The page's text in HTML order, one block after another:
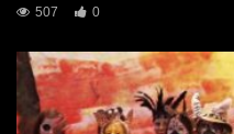
507
0